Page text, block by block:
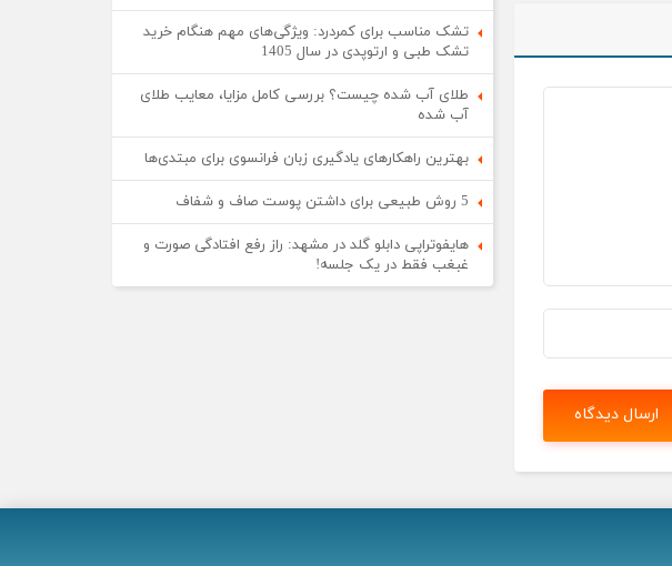
تشک مناسب برای کمردرد: ویژگی‌های مهم هنگام خرید
تشک طبی و ارتوپدی در سال 1405
طلای آب شده چیست؟ بررسی کامل مزایا، معایب طلای
آب شده
بهترین راهکارهای یادگیری زبان فرانسوی برای مبتدی‌ها
5 روش طبیعی برای داشتن پوست صاف و شفاف
هایفوتراپی دابلو گلد در مشهد: راز رفع افتادگی صورت و
غبغب فقط در یک جلسه!